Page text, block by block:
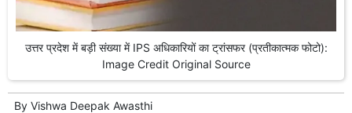
उत्तर प्रदेश में बड़ी संख्या में IPS अधिकारियों का ट्रांसफर (प्रतीकात्मक फोटो):
Image Credit Original Source
By Vishwa Deepak Awasthi